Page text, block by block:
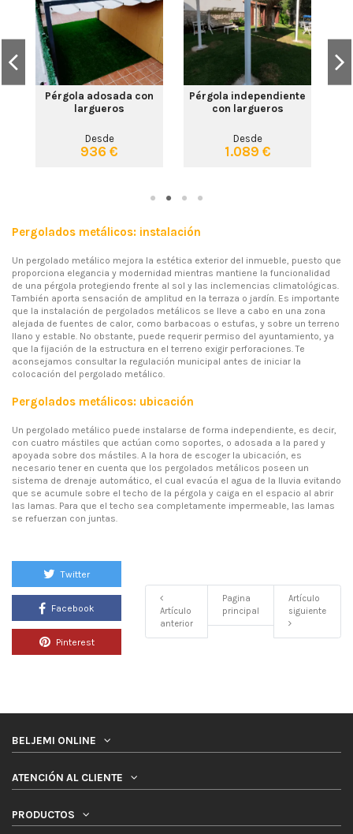
Pérgola adosada con
largueros
Desde
936 €
Pérgola independiente
con largueros
Desde
1.089 €
Pergolados metálicos: instalación
Un pergolado metálico mejora la estética exterior del inmueble, puesto que
proporciona elegancia y modernidad mientras mantiene la funcionalidad
de una pérgola protegiendo frente al sol y las inclemencias climatológicas.
También aporta sensación de amplitud en la terraza o jardín. Es importante
que la instalación de pergolados metálicos se lleve a cabo en una zona
alejada de fuentes de calor, como barbacoas o estufas, y sobre un terreno
llano y estable. No obstante, puede requerir permiso del ayuntamiento, ya
que la fijación de la estructura en el terreno exigir perforaciones. Te
aconsejamos consultar la regulación municipal antes de iniciar la
colocación del pergolado metálico.
Pergolados metálicos: ubicación
Un pergolado metálico puede instalarse de forma independiente, es decir,
con cuatro mástiles que actúan como soportes, o adosada a la pared y
apoyada sobre dos mástiles. A la hora de escoger la ubicación, es
necesario tener en cuenta que los pergolados metálicos poseen un
sistema de drenaje automático, el cual evacúa el agua de la lluvia evitando
que se acumule sobre el techo de la pérgola y caiga en el espacio al abrir
las lamas. Para que el techo sea completamente impermeable, las lamas
se refuerzan con juntas.
Twitter
Facebook
Pinterest
Artículo
anterior
Pagina
principal
Artículo
siguiente
BELJEMI ONLINE
ATENCIÓN AL CLIENTE
PRODUCTOS